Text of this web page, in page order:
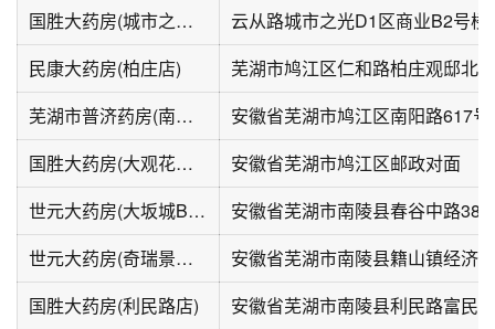
国胜大药房(城市之光店)
云从路城市之光D1区商业B2号楼
民康大药房(柏庄店)
芜湖市鸠江区仁和路柏庄观邸北侧
芜湖市普济药房(南阳路店)
安徽省芜湖市鸠江区南阳路617
国胜大药房(大观花园店)
安徽省芜湖市鸠江区邮政对面
世元大药房(大坂城B区店)
安徽省芜湖市南陵县春谷中路38
世元大药房(奇瑞景福家园店)
国胜大药房(利民路店)
安徽省芜湖市南陵县利民路富民